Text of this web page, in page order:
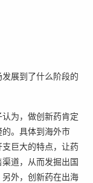
展到了什么阶段的
为，做创新药肯定
。具体到海外市
巨大的特点，让药
道，从而发掘出国
外，创新药在出海